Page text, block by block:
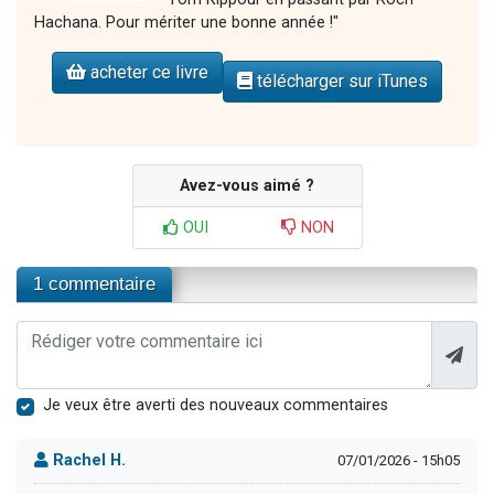
Hachana. Pour mériter une bonne année !"
acheter ce livre télécharger sur iTunes
Avez-vous aimé ?
OUI NON
1 commentaire
Je veux être averti des nouveaux commentaires
Rachel H. 07/01/2026 - 15h05